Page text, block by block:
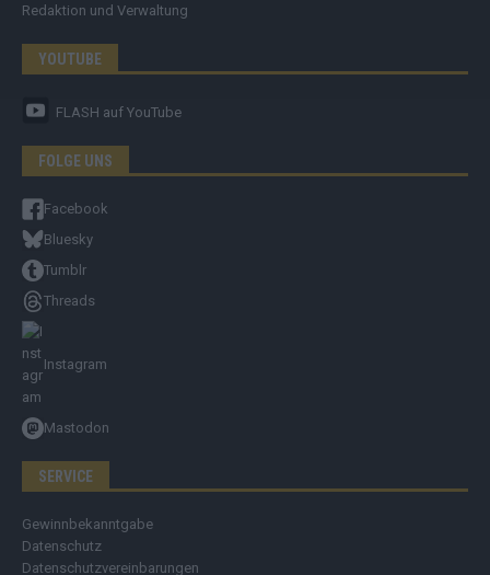
Redaktion und Verwaltung
YOUTUBE
FLASH auf YouTube
FOLGE UNS
Facebook
Bluesky
Tumblr
Threads
Instagram
Mastodon
SERVICE
Gewinnbekanntgabe
Datenschutz
Datenschutzvereinbarungen